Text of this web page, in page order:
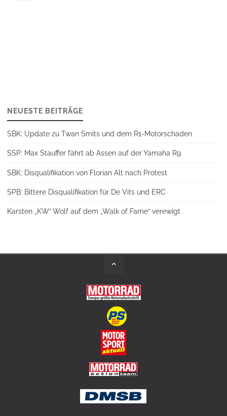
NEUESTE BEITRÄGE
SBK: Update zu Twan Smits und dem R1-Motorschaden
SSP: Max Stauffer fährt ab Assen auf der Yamaha R9
SBK: Disqualifikation von Florian Alt nach Protest
SPB: Bittere Disqualifikation für De Vits und ERC
Karsten „KW“ Wolf auf dem „Walk of Fame“ verewigt
Back